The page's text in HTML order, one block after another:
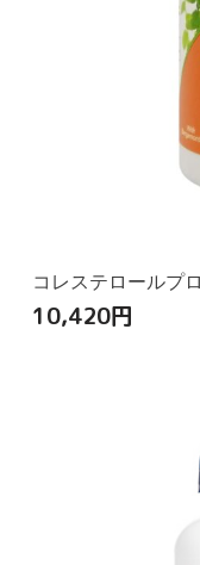
コレステロールプ
10,420円